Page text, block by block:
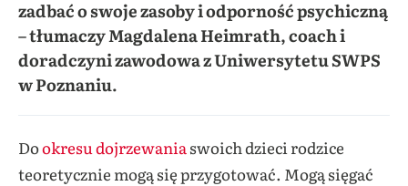
zadbać o swoje zasoby i odporność psychiczną
– tłumaczy Magdalena Heimrath, coach i
doradczyni zawodowa z Uniwersytetu SWPS
w Poznaniu.
Dookresu dojrzewania swoich dzieci rodzice
teoretycznie mogą się przygotować. Mogą sięgać